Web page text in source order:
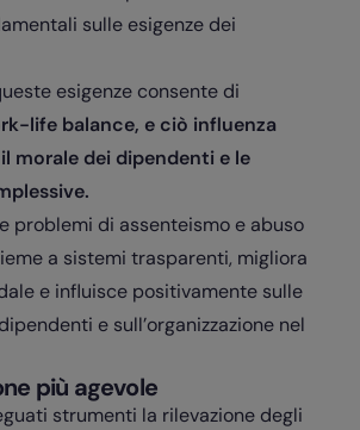
sulle esigenze dei
esigenze consente di
life balance, e ciò influenza
morale dei dipendenti e le
problemi di assenteismo e abuso
a sistemi trasparenti, migliora
e influisce positivamente sulle
e sull’organizzazione nel
più agevole
strumenti la rilevazione degli